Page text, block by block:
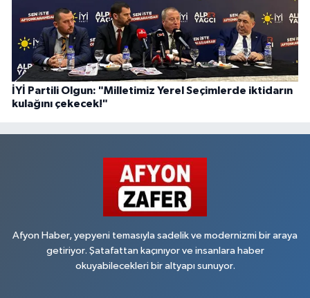
İYİ Partili Olgun: "Milletimiz Yerel Seçimlerde iktidarın
kulağını çekecek!"
Afyon Haber, yepyeni temasıyla sadelik ve modernizmi bir araya
getiriyor. Şatafattan kaçınıyor ve insanlara haber
okuyabilecekleri bir altyapı sunuyor.